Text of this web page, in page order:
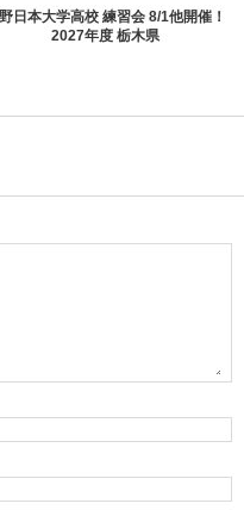
日本大学高校 練習会 8/1他開催！
2027年度 栃木県